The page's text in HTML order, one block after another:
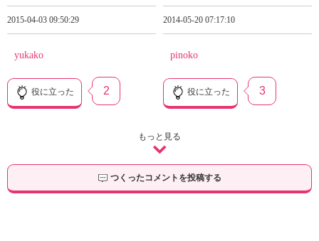
2015-04-03 09:50:29
yukako
役に立った 2
2014-05-20 07:17:10
pinoko
役に立った 3
もっと見る
つくったコメントを投稿する